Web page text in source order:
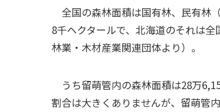
全国の森林面積は国有林、民有林
8千ヘクタールで、北海道のそれは
林業・木材産業関連団体より）。
うち留萌管内の森林面積は28万
割合は大きくありませんが、留萌管